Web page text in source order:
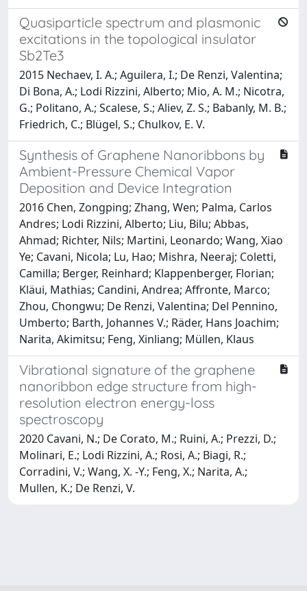
Quasiparticle spectrum and plasmonic
excitations in the topological insulator
Sb2Te3
2015 Nechaev, I. A.; Aguilera, I.; De Renzi, Valentina;
Di Bona, A.; Lodi Rizzini, Alberto; Mio, A. M.; Nicotra,
G.; Politano, A.; Scalese, S.; Aliev, Z. S.; Babanly, M. B.;
Friedrich, C.; Blügel, S.; Chulkov, E. V.
Synthesis of Graphene Nanoribbons by
Ambient-Pressure Chemical Vapor
Deposition and Device Integration
2016 Chen, Zongping; Zhang, Wen; Palma, Carlos
Andres; Lodi Rizzini, Alberto; Liu, Bilu; Abbas,
Ahmad; Richter, Nils; Martini, Leonardo; Wang, Xiao
Ye; Cavani, Nicola; Lu, Hao; Mishra, Neeraj; Coletti,
Camilla; Berger, Reinhard; Klappenberger, Florian;
Kläui, Mathias; Candini, Andrea; Affronte, Marco;
Zhou, Chongwu; De Renzi, Valentina; Del Pennino,
Umberto; Barth, Johannes V.; Räder, Hans Joachim;
Narita, Akimitsu; Feng, Xinliang; Müllen, Klaus
Vibrational signature of the graphene
nanoribbon edge structure from high-
resolution electron energy-loss
spectroscopy
2020 Cavani, N.; De Corato, M.; Ruini, A.; Prezzi, D.;
Molinari, E.; Lodi Rizzini, A.; Rosi, A.; Biagi, R.;
Corradini, V.; Wang, X. -Y.; Feng, X.; Narita, A.;
Mullen, K.; De Renzi, V.